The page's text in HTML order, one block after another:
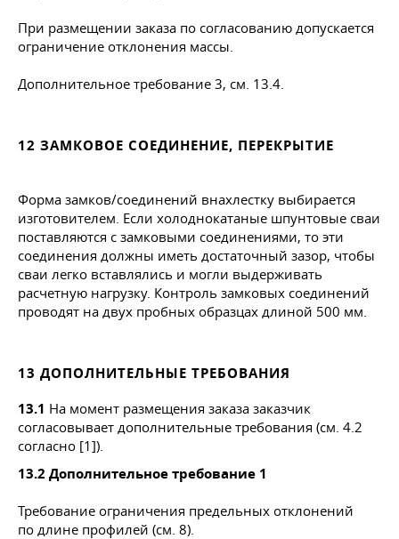
При размещении заказа по согласованию допускается
ограничение отклонения массы.
Дополнительное требование 3, см. 13.4.
12 ЗАМКОВОЕ СОЕДИНЕНИЕ, ПЕРЕКРЫТИЕ
Форма замков/соединений внахлестку выбирается
изготовителем. Если холоднокатаные шпунтовые сваи
поставляются с замковыми соединениями, то эти
соединения должны иметь достаточный зазор, чтобы
сваи легко вставлялись и могли выдерживать
расчетную нагрузку. Контроль замковых соединений
проводят на двух пробных образцах длиной 500 мм.
13 ДОПОЛНИТЕЛЬНЫЕ ТРЕБОВАНИЯ
13.1 На момент размещения заказа заказчик
согласовывает дополнительные требования (см. 4.2
согласно [1]).
13.2 Дополнительное требование 1
Требование ограничения предельных отклонений
по длине профилей (см. 8).